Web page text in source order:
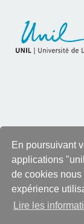
En poursuivant
applications
de cookies nous
expérience
Lire les
Pour toutes
Roy
, tél. 021 692